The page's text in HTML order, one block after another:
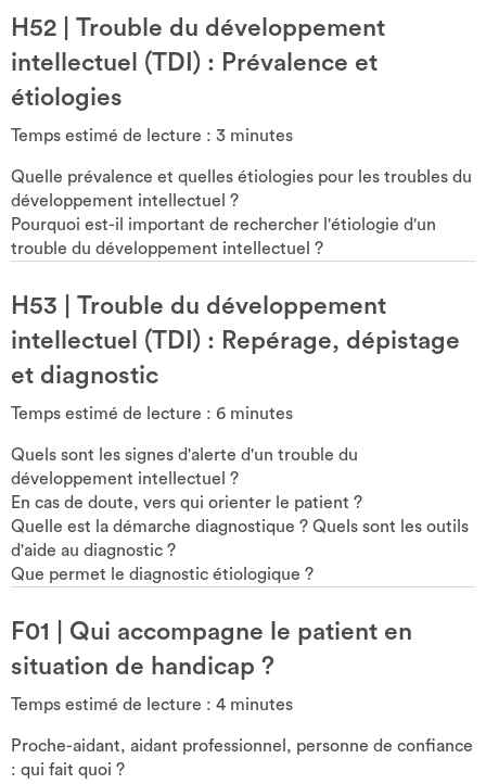
H52
Trouble du développement
intellectuel (TDI) : Prévalence et
étiologies
Temps estimé de lecture : 3 minutes
Quelle prévalence et quelles étiologies pour les troubles du
développement intellectuel ?
Pourquoi est-il important de rechercher l'étiologie d'un
trouble du développement intellectuel ?
H53
Trouble du développement
intellectuel (TDI) : Repérage, dépistage
et diagnostic
Temps estimé de lecture : 6 minutes
Quels sont les signes d'alerte d'un trouble du
développement intellectuel ?
En cas de doute, vers qui orienter le patient ?
Quelle est la démarche diagnostique ? Quels sont les outils
d'aide au diagnostic ?
Que permet le diagnostic étiologique ?
F01
Qui accompagne le patient en
situation de handicap ?
Temps estimé de lecture : 4 minutes
Proche-aidant, aidant professionnel, personne de confiance
: qui fait quoi ?